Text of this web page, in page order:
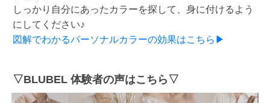
しっかり自分にあったカラーを探して、身に付けるよう
にしてください♪
図解でわかるパーソナルカラーの効果はこちら▶
▽BLUBEL 体験者の声はこちら▽